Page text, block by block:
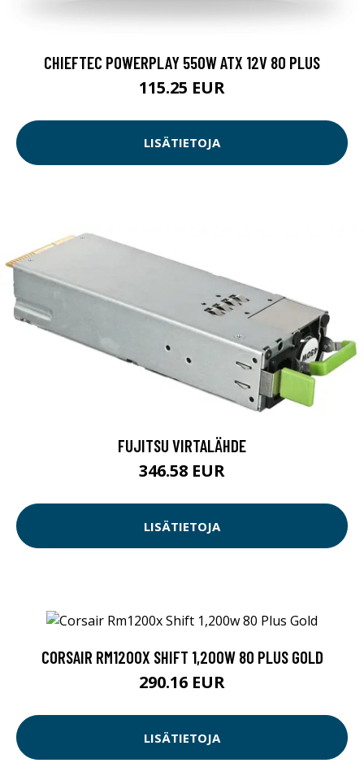
CHIEFTEC POWERPLAY 550W ATX 12V 80 PLUS
115.25 EUR
LISÄTIETOJA
FUJITSU VIRTALÄHDE
346.58 EUR
LISÄTIETOJA
CORSAIR RM1200X SHIFT 1,200W 80 PLUS GOLD
290.16 EUR
LISÄTIETOJA